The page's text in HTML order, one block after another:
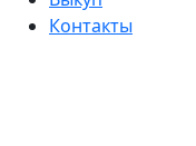
Контакты